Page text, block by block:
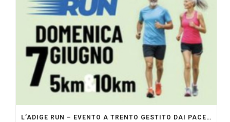
L’ADIGE RUN – EVENTO A TRENTO GESTITO DAI PACERS GLI ORIGINALI